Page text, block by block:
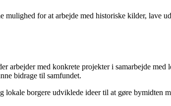
mulighed for at arbejde med historiske kilder, lave
med konkrete projekter i samarbejde med
bidrage til samfundet.
borgere udviklede ideer til at gøre bymidten